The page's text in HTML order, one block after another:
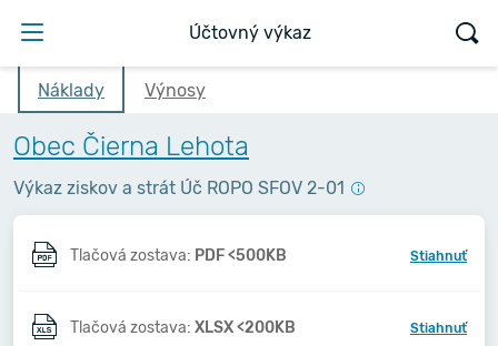
Účtovný výkaz
Náklady Výnosy
Obec Čierna Lehota
Výkaz ziskov a strát Úč ROPO SFOV 2-01
Tlačová zostava: PDF <500KB Stiahnuť
Tlačová zostava: XLSX <200KB Stiahnuť